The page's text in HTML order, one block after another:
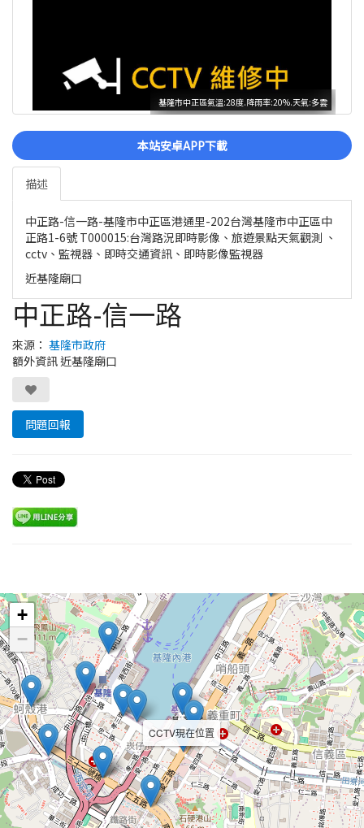
基隆市中正區氣溫:28度.降雨率:20%.天氣:多雲
本站安卓APP下載
描述
中正路-信一路-基隆市中正區港通里-202台灣基隆市中正區中
正路1-6號 T000015:台灣路況即時影像、旅遊景點天氣觀測 、
cctv、監視器、即時交通資訊、即時影像監視器
近基隆廟口
中正路-信一路
來源： 基隆市政府
額外資訊 近基隆廟口
問題回報
CCTV現在位置
+
−